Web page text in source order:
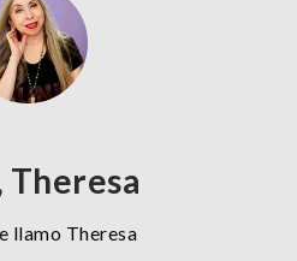
Theresa
llamo Theresa